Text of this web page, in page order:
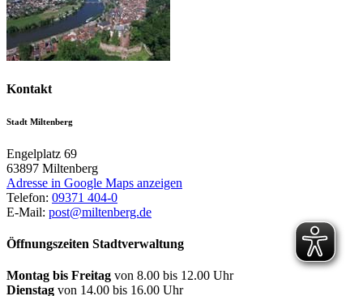
Kontakt
Stadt Miltenberg
Engelplatz 69
63897 Miltenberg
Adresse in Google Maps anzeigen
Telefon: 09371 404-0
E-Mail: post@miltenberg.de
Öffnungszeiten Stadtverwaltung
Montag bis Freitag von 8.00 bis 12.00 Uhr
Dienstag von 14.00 bis 16.00 Uhr